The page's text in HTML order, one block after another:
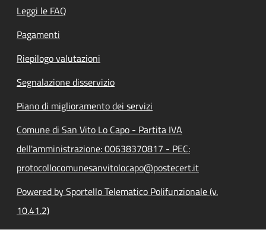
Leggi le FAQ
Pagamenti
Riepilogo valutazioni
Segnalazione disservizio
Piano di miglioramento dei servizi
Comune di San Vito Lo Capo - Partita IVA
dell'amministrazione: 00638370817 - PEC:
protocollocomunesanvitolocapo@postecert.it
Powered by Sportello Telematico Polifunzionale (v.
10.41.2)